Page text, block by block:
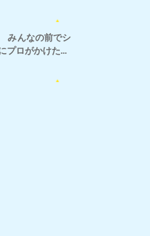
みんなの前でシ
プロがかけた...